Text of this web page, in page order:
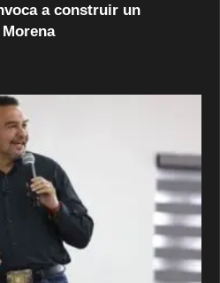
a construir un